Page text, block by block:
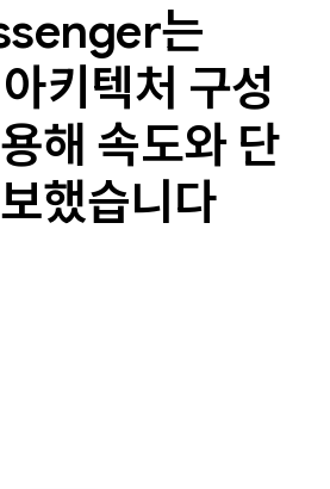
는
키텍처 구성
해 속도와 단
했습니다